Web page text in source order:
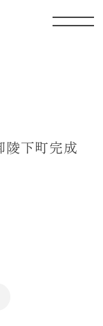
陵下町完成